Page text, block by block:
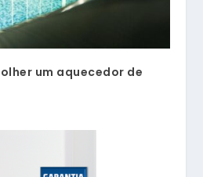
um aquecedor de